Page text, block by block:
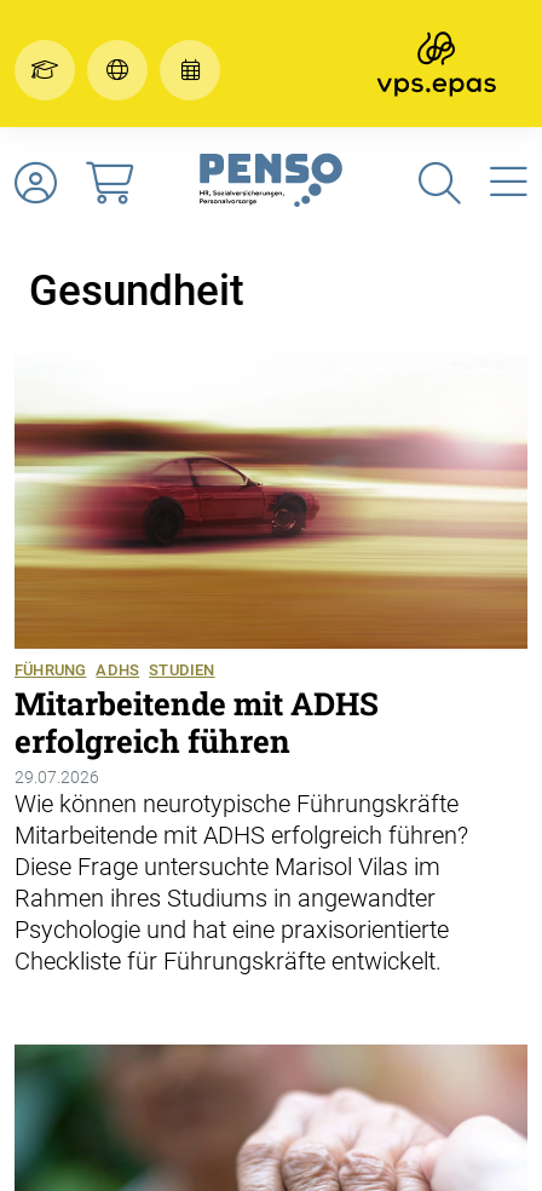
Gesundheit
FÜHRUNG ADHS STUDIEN
Mitarbeitende mit ADHS
erfolgreich führen
29.07.2026
Wie können neurotypische Führungskräfte
Mitarbeitende mit ADHS erfolgreich führen?
Diese Frage untersuchte Marisol Vilas im
Rahmen ihres Studiums in angewandter
Psychologie und hat eine praxisorientierte
Checkliste für Führungskräfte entwickelt.